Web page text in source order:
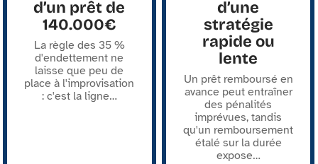
d’un prêt de
140.000€
La règle des 35 %
d'endettement ne
laisse que peu de
place à l'improvisation
: c'est la ligne…
d’une
stratégie
rapide ou
lente
Un prêt remboursé en
avance peut entraîner
des pénalités
imprévues, tandis
qu'un remboursement
étalé sur la durée
expose…